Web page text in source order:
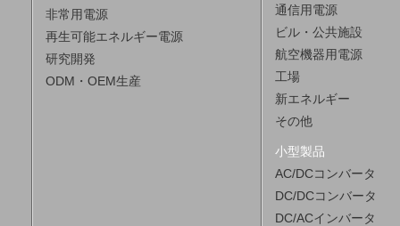
非常用電源
再生可能エネルギー電源
研究開発
ODM・OEM生産
通信用電源
ビル・公共施設
航空機器用電源
工場
新エネルギー
その他
小型製品
AC/DCコンバータ
DC/DCコンバータ
DC/ACインバータ